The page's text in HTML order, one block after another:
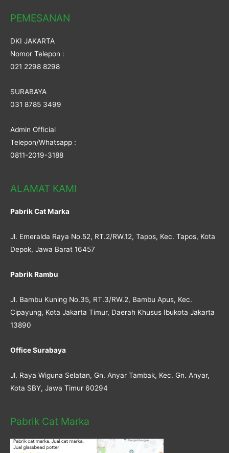
PEMESANAN
DKI JAKARTA
Nomor Telepon :
021 2298 8298
SURABAYA
031 8785 3499
Admin Official
Telepon/Whatsapp :
0811-2019-3188
ALAMAT KAMI
Pabrik Cat Marka
Jl. Emeralda Raya No.52, RT.2/RW.12, Tapos, Kec. Tapos, Kota
Depok, Jawa Barat 16457
Pabrik Rambu
Jl. Bambu Kuning No.35, RT.3/RW.2, Bambu Apus, Kec.
Cipayung, Kota Jakarta Timur, Daerah Khusus Ibukota Jakarta
13890
Office Surabaya
Jl. Raya Wiguna Selatan, Gn. Anyar Tambak, Kec. Gn. Anyar,
Kota SBY, Jawa Timur 60294
Pabrik Cat Marka